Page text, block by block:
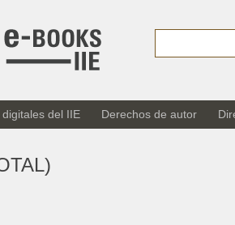
del IIE Derechos de autor